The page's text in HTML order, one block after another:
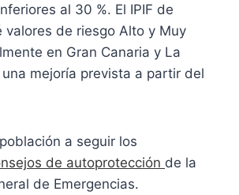
al 30 %. El IPIF de
valores de riesgo Alto y Muy
en Gran Canaria y La
mejoría prevista a partir del
a seguir los
de autoprotección de la
de Emergencias.